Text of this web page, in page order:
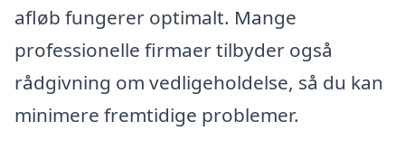
afløb fungerer optimalt. Mange
professionelle firmaer tilbyder også
rådgivning om vedligeholdelse, så du kan
minimere fremtidige problemer.